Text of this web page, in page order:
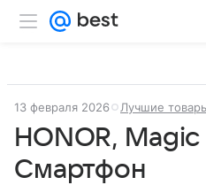
13 февраля 2026 Лучшие
HONOR, Magic
Смартфон